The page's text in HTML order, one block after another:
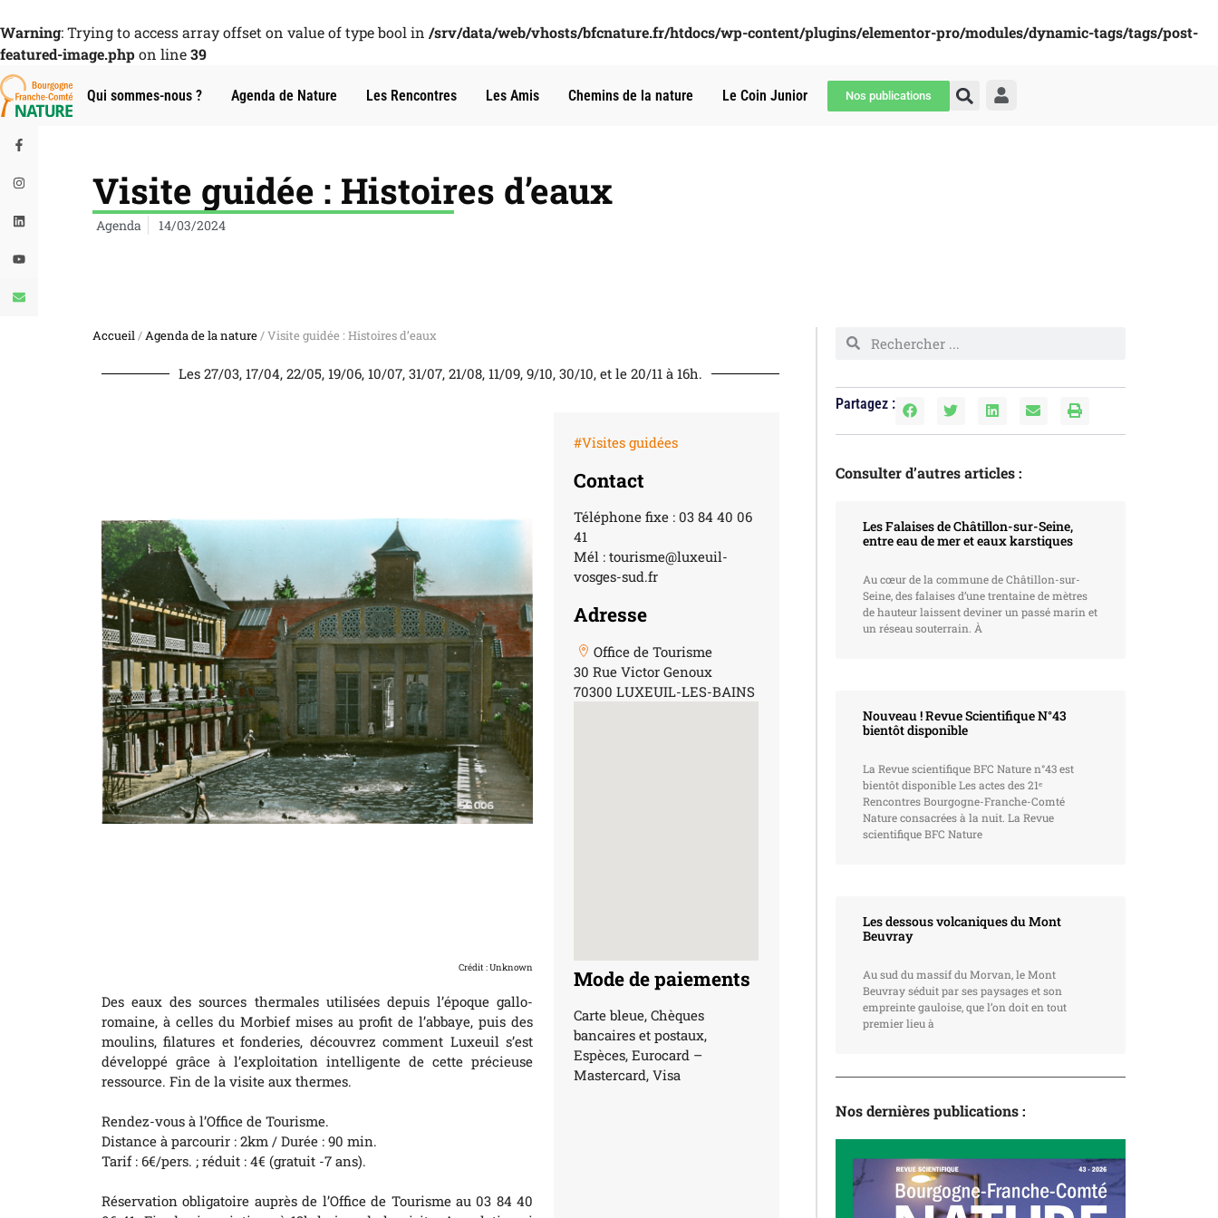
Warning: Trying to access array offset on value of type bool in /srv/data/web/vhosts/bfcnature.fr/htdocs/wp-content/plugins/elementor-pro/modules/dynamic-tags/tags/post-
featured-image.phpon line39
Qui sommes-nous ? Agenda de Nature Les Rencontres Les Amis Chemins de la nature Le Coin Junior Nos publications
Visite guidée : Histoires d’eaux
Agenda 14/03/2024
Accueil/Agenda de la nature/ Visite guidée : Histoires d’eaux
Les 27/03, 17/04, 22/05, 19/06, 10/07, 31/07, 21/08, 11/09, 9/10, 30/10, et le 20/11 à 16h.
Crédit : Unknown
Des eaux des sources thermales utilisées depuis l’époque gallo-
romaine, à celles du Morbief mises au profit de l’abbaye, puis des
moulins, filatures et fonderies, découvrez comment Luxeuil s’est
développé grâce à l’exploitation intelligente de cette précieuse
ressource. Fin de la visite aux thermes.
Rendez-vous à l’Office de Tourisme.
Distance à parcourir : 2km / Durée : 90 min.
Tarif : 6€/pers. ; réduit : 4€ (gratuit -7 ans).
Réservation obligatoire auprès de l’Office de Tourisme au 03 84 40
#Visites guidées
Contact
Téléphone fixe : 03 84 40 06
41
Mél : tourisme@luxeuil-
vosges-sud.fr
Adresse
Office de Tourisme
30 Rue Victor Genoux
70300 LUXEUIL-LES-BAINS
Mode de paiements
Carte bleue, Chèques
bancaires et postaux,
Espèces, Eurocard –
Mastercard, Visa
Partagez :
Consulter d’autres articles :
Les Falaises de Châtillon-sur-Seine,
entre eau de mer et eaux karstiques
Au cœur de la commune de Châtillon-sur-
Seine, des falaises d’une trentaine de mètres
de hauteur laissent deviner un passé marin et
un réseau souterrain. À
Nouveau ! Revue Scientifique N°43
bientôt disponible
La Revue scientifique BFC Nature n°43 est
bientôt disponible Les actes des 21ᵉ
Rencontres Bourgogne-Franche-Comté
Nature consacrées à la nuit. La Revue
scientifique BFC Nature
Les dessous volcaniques du Mont
Beuvray
Au sud du massif du Morvan, le Mont
Beuvray séduit par ses paysages et son
empreinte gauloise, que l’on doit en tout
premier lieu à
Nos dernières publications :